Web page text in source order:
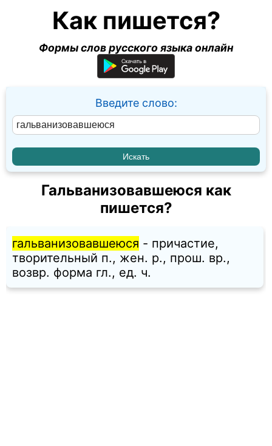
Как пишется?
Формы слов русского языка онлайн
Введите слово:
Гальванизовавшеюся как
пишется?
гальванизовавшеюся - причастие,
творительный п., жен. p., прош. вр.,
возвр. форма гл., ед. ч.